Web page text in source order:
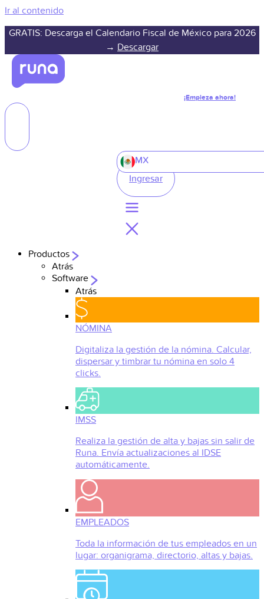
Ir al contenido
GRATIS: Descarga el Calendario Fiscal de México para 2026
→ Descargar
¡Empieza ahora!
MX
Ingresar
Productos
Atrás
Software
Atrás
NÓMINA
Digitaliza la gestión de la nómina. Calcular,
dispersar y timbrar tu nómina en solo 4
clicks.
IMSS
Realiza la gestión de alta y bajas sin salir de
Runa. Envía actualizaciones al IDSE
automáticamente.
EMPLEADOS
Toda la información de tus empleados en un
lugar: organigrama, directorio, altas y bajas.